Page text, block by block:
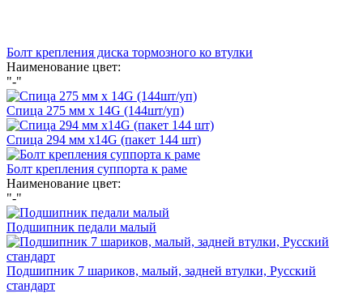
Болт крепления диска тормозного ко втулки
Наименование цвет:
"-"
Спица 275 мм х 14G (144шт/уп)
Спица 294 мм х14G (пакет 144 шт)
Болт крепления суппорта к раме
Наименование цвет:
"-"
Подшипник педали малый
Подшипник 7 шариков, малый, задней втулки, Русский
стандарт